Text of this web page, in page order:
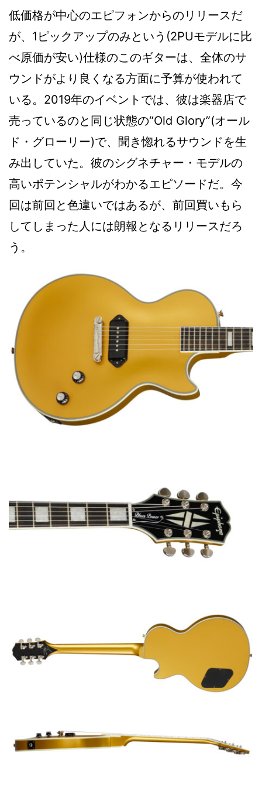
低価格が中心のエピフォンからのリリースだ
が、1ピックアップのみという(2PUモデルに比
べ原価が安い)仕様のこのギターは、全体のサ
ウンドがより良くなる方面に予算が使われて
いる。2019年のイベントでは、彼は楽器店で
売っているのと同じ状態の“Old Glory”(オール
ド・グローリー)で、聞き惚れるサウンドを生
み出していた。彼のシグネチャー・モデルの
高いポテンシャルがわかるエピソードだ。今
回は前回と色違いではあるが、前回買いもら
してしまった人には朗報となるリリースだろ
う。